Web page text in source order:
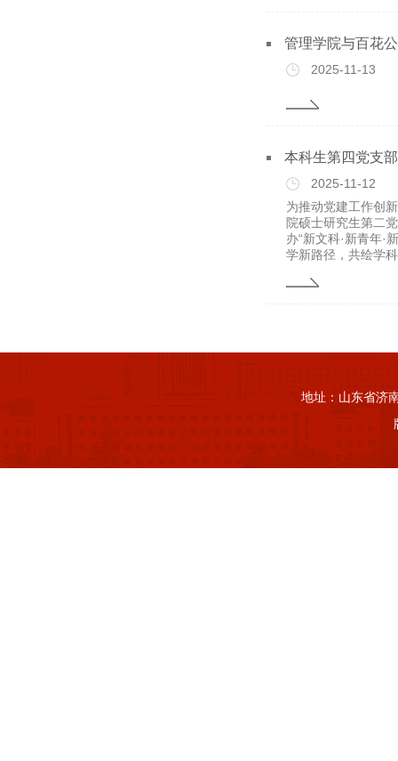
管理学院与百花
2025-11-13
本科生第四党支
2025-11-12
为推动党建工作创
院硕士研究生第二
办“新文科·新青年·
学新路径，共绘学
地址：山东省济